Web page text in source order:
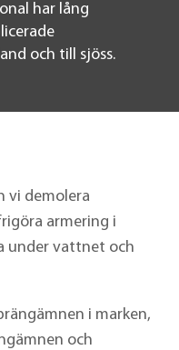
har lång
och till sjöss.
vi demolera
armering i
under vattnet och
i marken,
och